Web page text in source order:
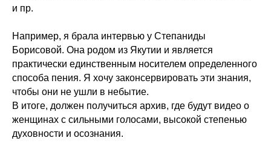
и пр.
Например, я брала интервью у Степаниды
Борисовой. Она родом из Якутии и является
практически единственным носителем определенного
способа пения. Я хочу законсервировать эти знания,
чтобы они не ушли в небытие.
В итоге, должен получиться архив, где будут видео о
женщинах с сильными голосами, высокой степенью
духовности и осознания.